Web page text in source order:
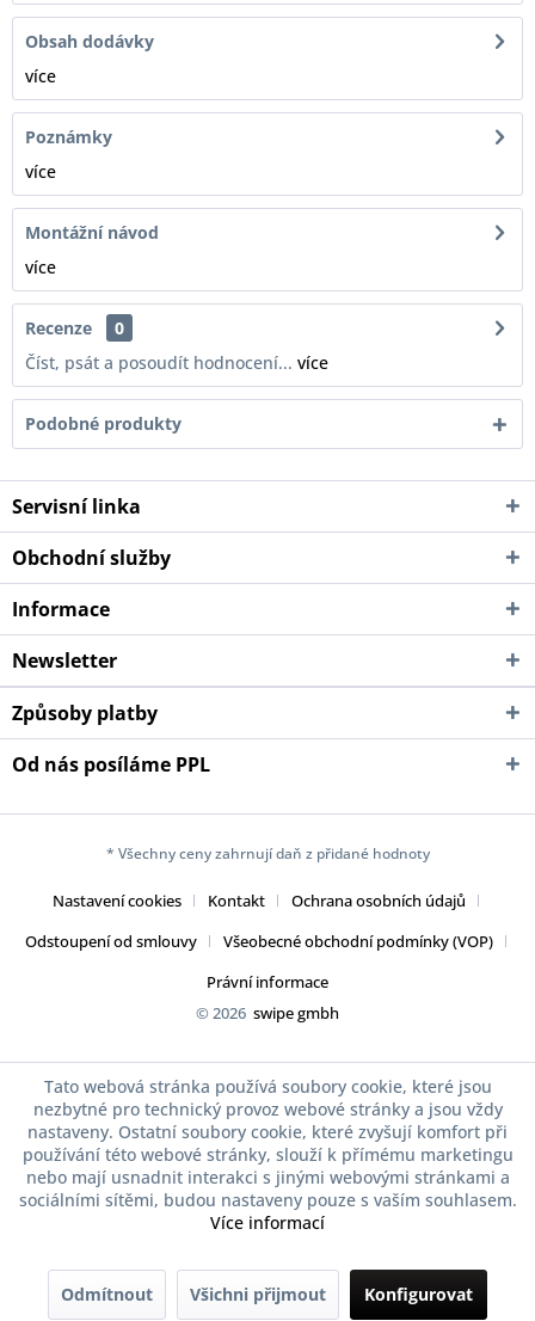
Obsah dodávky
více
Poznámky
více
Montážní návod
více
Recenze
0
Číst, psát a posoudít hodnocení... více
Podobné produkty
Servisní linka
Obchodní služby
Informace
Newsletter
Způsoby platby
Od nás posíláme PPL
* Všechny ceny zahrnují daň z přidané hodnoty
Nastavení cookies Kontakt
Ochrana osobních údajů
Odstoupení od smlouvy
Všeobecné obchodní podmínky (VOP)
Právní informace
© 2026 swipe gmbh
Tato webová stránka používá soubory cookie, které jsou
nezbytné pro technický provoz webové stránky a jsou vždy
nastaveny. Ostatní soubory cookie, které zvyšují komfort při
používání této webové stránky, slouží k přímému marketingu
nebo mají usnadnit interakci s jinými webovými stránkami a
sociálními sítěmi, budou nastaveny pouze s vaším souhlasem.
Více informací
Odmítnout Všichni přijmout Konfigurovat